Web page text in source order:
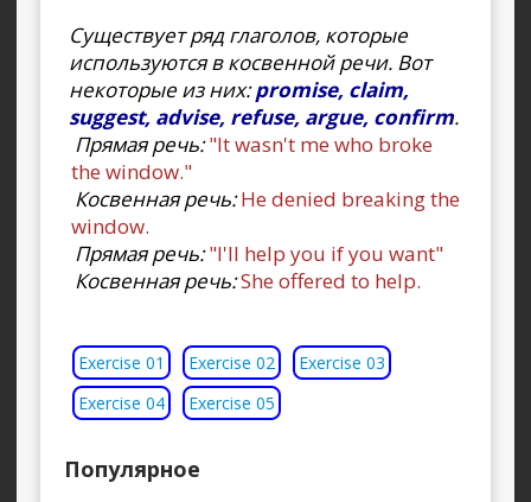
Существует ряд глаголов, которые
используются в косвенной речи. Вот
некоторые из них:promise, claim,
suggest, advise, refuse, argue, confirm.
Прямая речь:"It wasn't me who broke
the window."
Косвенная речь:He denied breaking the
window.
Прямая речь:"I'll help you if you want"
Косвенная речь:She offered to help.
Exercise 01 Exercise 02
Exercise 03
Exercise 04
Exercise 05
Популярное